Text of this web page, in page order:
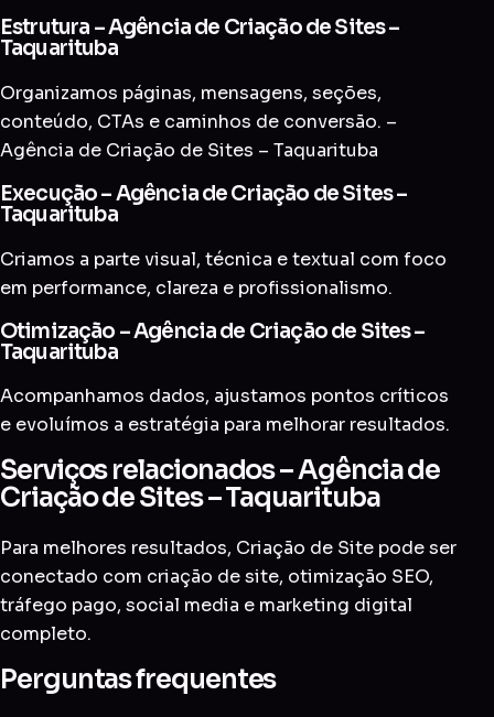
Estrutura – Agência de Criação de Sites –
Taquarituba
Organizamos páginas, mensagens, seções,
conteúdo, CTAs e caminhos de conversão. –
Agência de Criação de Sites – Taquarituba
Execução – Agência de Criação de Sites –
Taquarituba
Criamos a parte visual, técnica e textual com foco
em performance, clareza e profissionalismo.
Otimização – Agência de Criação de Sites –
Taquarituba
Acompanhamos dados, ajustamos pontos críticos
e evoluímos a estratégia para melhorar resultados.
Serviços relacionados – Agência de
Criação de Sites – Taquarituba
Para melhores resultados, Criação de Site pode ser
conectado com criação de site, otimização SEO,
tráfego pago, social media e marketing digital
completo.
Perguntas frequentes